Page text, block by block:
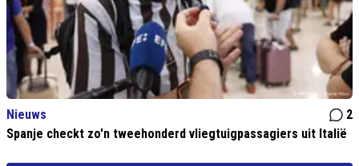
Nieuws
2
Spanje checkt zo'n tweehonderd vliegtuigpassagiers uit Italië